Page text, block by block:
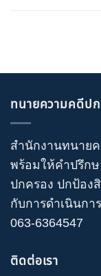
ทนายความคดีป
สำนักงานทนาย
พร้อมให้คำปรึก
ปกครอง ปกป้อง
กับการดำเนินกา
063-6364547
ติดต่อเรา